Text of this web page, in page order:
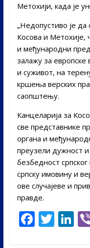
Метохији, када је
„Недопустиво је да
Косова и Метохије,
и међународни
залажу за европске
и суживот, на
кршења верских
саопштењу.
Канцеларија за
све представнике
органа и
преузели дужност
безбедност
српску имовину и
ове случајеве и
правде.
F
ac
T
w
Li
n